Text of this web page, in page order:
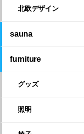
北欧デザイン
sauna
furniture
グッズ
照明